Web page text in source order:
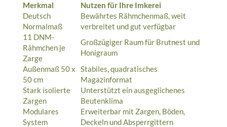
Merkmal
Nutzen für Ihre Imkerei
Deutsch
Normalmaß
Bewährtes Rähmchenmaß, weit
verbreitet und gut verfügbar
11 DNM-
Rähmchen je
Zarge
Großzügiger Raum für Brutnest und
Honigraum
Außenmaß 50 x
50 cm
Stabiles, quadratisches
Magazinformat
Stark isolierte
Zargen
Unterstützt ein ausgeglichenes
Beutenklima
Modulares
System
Erweiterbar mit Zargen, Böden,
Deckeln und Absperrgittern